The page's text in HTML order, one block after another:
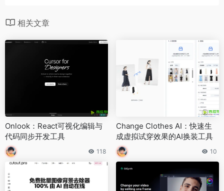
相关文章
Onlook：React可视化编辑与
代码同步开发工具
118
Change Clothes AI：快速生
成虚拟试穿效果的AI换装工具
10